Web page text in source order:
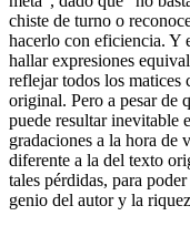
chiste de turno o
hacerlo con eficiencia. Y
hallar expresiones
reflejar todos los matices
original. Pero a pesar de
puede resultar inevitable
gradaciones a la hora de
diferente a la del texto
tales pérdidas, para
genio del autor y la